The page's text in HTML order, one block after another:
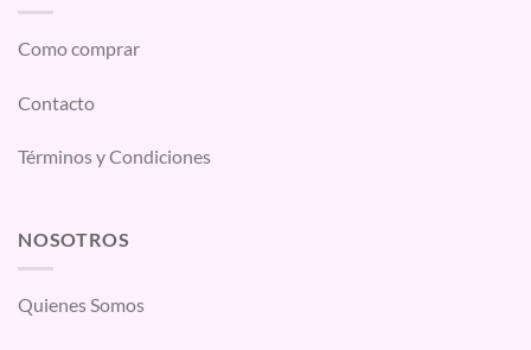
Como comprar
Contacto
Términos y Condiciones
NOSOTROS
Quienes Somos